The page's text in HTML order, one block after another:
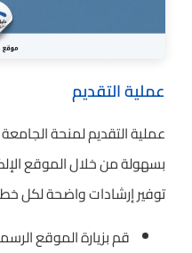
عملية التقديم
عملية التقديم لمنحة
بسهولة من خلال الموقع
توفير إرشادات واضحة لكل
قم بزيارة الموقع